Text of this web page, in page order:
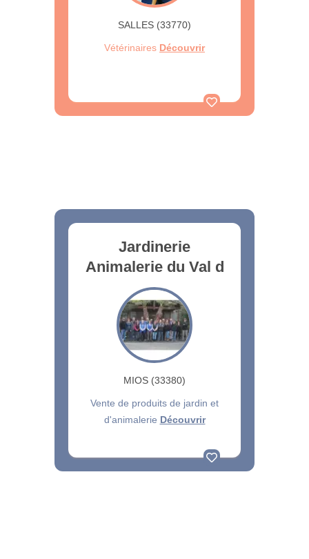
SALLES (33770)
Vétérinaires Découvrir
Jardinerie
Animalerie du Val d
MIOS (33380)
Vente de produits de jardin et
d'animalerie Découvrir